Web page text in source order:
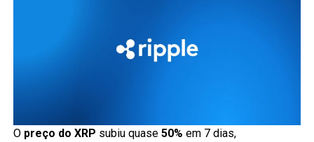
O preço do XRP subiu quase 50% em 7 dias,